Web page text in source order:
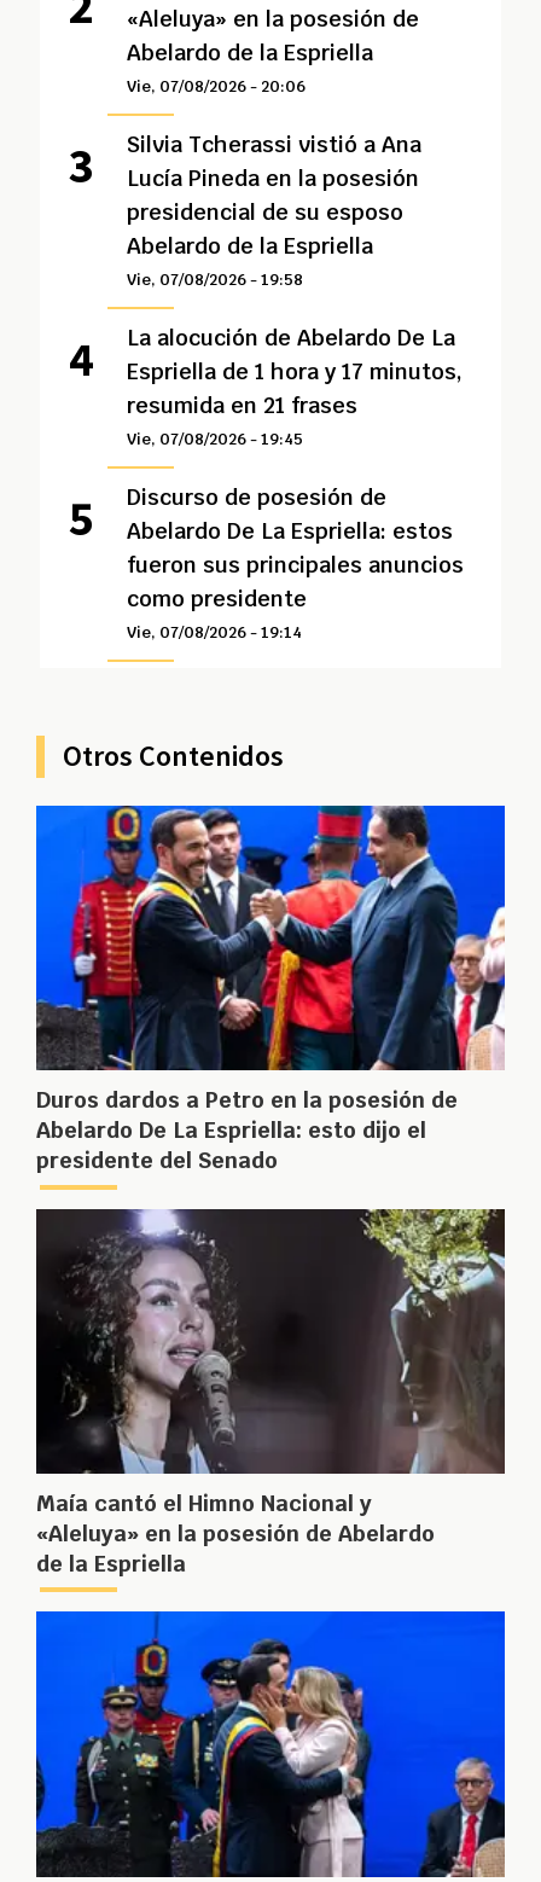
«Aleluya» en la posesión de
Abelardo de la Espriella
Vie, 07/08/2026 - 20:06
Silvia Tcherassi vistió a Ana
Lucía Pineda en la posesión
presidencial de su esposo
Abelardo de la Espriella
Vie, 07/08/2026 - 19:58
La alocución de Abelardo De La
Espriella de 1 hora y 17 minutos,
resumida en 21 frases
Vie, 07/08/2026 - 19:45
Discurso de posesión de
Abelardo De La Espriella: estos
fueron sus principales anuncios
como presidente
Vie, 07/08/2026 - 19:14
Otros Contenidos
Duros dardos a Petro en la posesión de
Abelardo De La Espriella: esto dijo el
presidente del Senado
Maía cantó el Himno Nacional y
«Aleluya» en la posesión de Abelardo
de la Espriella